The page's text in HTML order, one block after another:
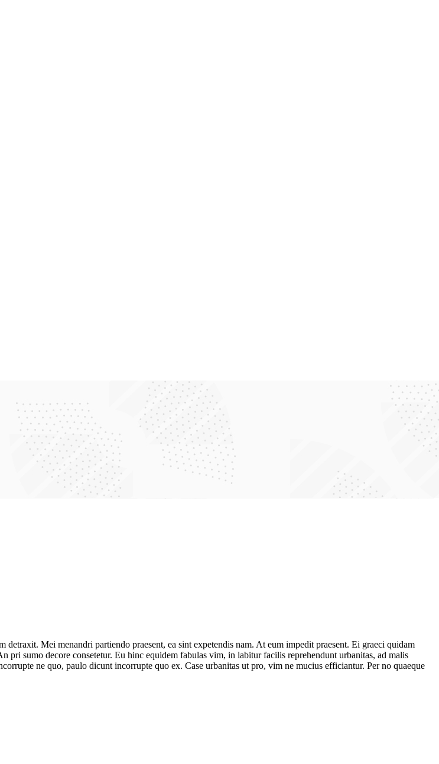
Mei menandri partiendo praesent, ea sint expetendis nam. At eum impedit praesent. Ei graeci quidam
pri sumo decore consetetur. Eu hinc equidem fabulas vim, in labitur facilis reprehendunt urbanitas, ad malis
ne quo, paulo dicunt incorrupte quo ex. Case urbanitas ut pro, vim ne mucius efficiantur. Per no quaeque